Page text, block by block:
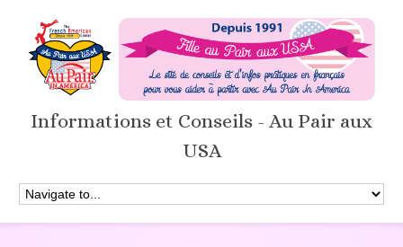
Informations et Conseils - Au Pair aux
USA